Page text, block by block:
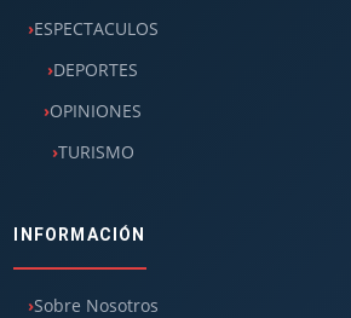
ESPECTACULOS
DEPORTES
OPINIONES
TURISMO
INFORMACIÓN
Sobre Nosotros